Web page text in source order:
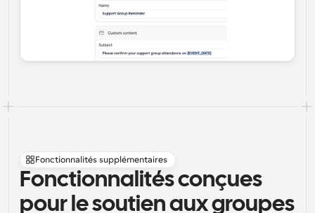
Fonctionnalités supplémentaires
Fonctionnalités conçues
pour le soutien aux groupes